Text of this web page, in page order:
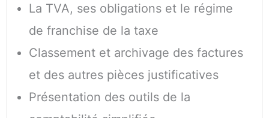
La TVA, ses obligations et le régime
de franchise de la taxe
Classement et archivage des factures
et des autres pièces justificatives
Présentation des outils de la